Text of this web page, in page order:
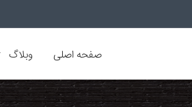
صفحه اصلی وبلاگ